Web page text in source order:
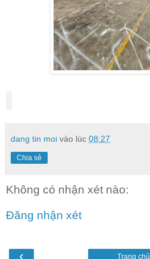
dang tin moi vào lúc 08:27
Chia sẻ
Không có nhận xét nào:
Đăng nhận xét
‹ Trang chủ